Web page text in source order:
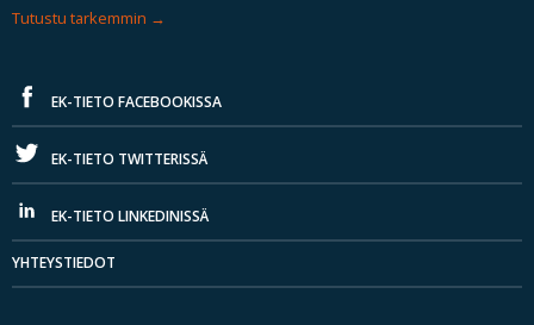
Tutustu tarkemmin
EK-TIETO FACEBOOKISSA
EK-TIETO TWITTERISSÄ
EK-TIETO LINKEDINISSÄ
YHTEYSTIEDOT